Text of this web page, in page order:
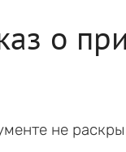
о
не